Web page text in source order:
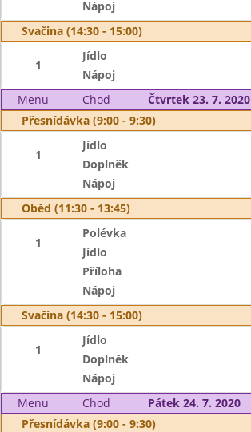
Nápoj
Svačina (14:30 - 15:00)
1
Jídlo
Nápoj
Menu
Chod
Čtvrtek 23. 7. 2020
Přesnídávka (9:00 - 9:30)
1
Jídlo
Doplněk
Nápoj
Oběd (11:30 - 13:45)
1
Polévka
Jídlo
Příloha
Nápoj
Svačina (14:30 - 15:00)
1
Jídlo
Doplněk
Nápoj
Menu
Chod
Pátek 24. 7. 2020
Přesnídávka (9:00 - 9:30)